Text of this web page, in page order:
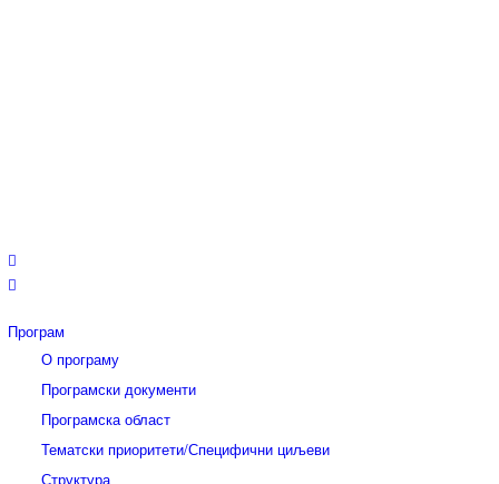
Програм
О програму
Програмски документи
Програмска област
Тематски приоритети/Специфични циљеви
Структура